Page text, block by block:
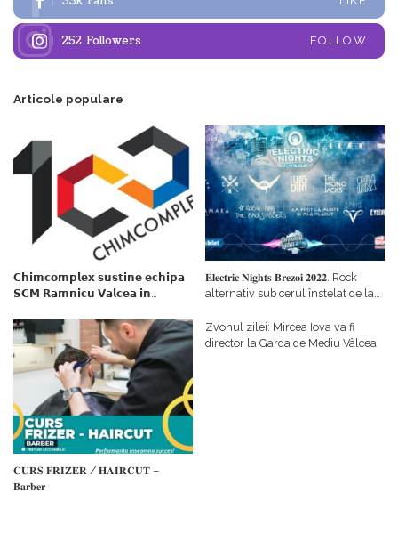
252 Followers FOLLOW
Articole populare
𝗖𝗵𝗶𝗺𝗰𝗼𝗺𝗽𝗹𝗲𝘅 𝘀𝘂𝘀𝘁𝗶𝗻𝗲 𝗲𝗰𝗵𝗶𝗽𝗮
𝗦𝗖𝗠 𝗥𝗮𝗺𝗻𝗶𝗰𝘂 𝗩𝗮𝗹𝗰𝗲𝗮 𝗶𝗻
𝗳𝗶𝗻𝗮𝗻𝘁𝗮𝘁𝗼𝗿
𝐄𝐥𝐞𝐜𝐭𝐫𝐢𝐜 𝐍𝐢𝐠𝐡𝐭𝐬 𝐁𝐫𝐞𝐳𝐨𝐢 𝟐𝟎𝟐𝟐. Rock
alternativ sub cerul înstelat de la
𝐂𝐔𝐑𝐒 𝐅𝐑𝐈𝐙𝐄𝐑 / 𝐇𝐀𝐈𝐑𝐂𝐔𝐓 –
𝐁𝐚𝐫𝐛𝐞𝐫
Zvonul zilei: Mircea Iova va fi
director la Garda de Mediu Vâlcea